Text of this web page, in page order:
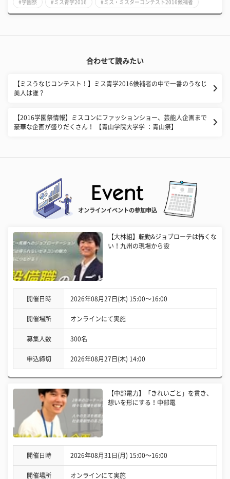
#学園祭 #ミス青学2016 #ミス・ミスターコンテスト2016候補者
合わせて読みたい
【ミスうなじコンテスト！】ミス青学2016候補者の中で一番のうなじ
美人は誰？
【2016学園祭情報】ミスコンにファッションショー、芸能人企画まで
豪華な企画が盛りだくさん！ 【青山学院大学学 ：青山祭】
オンラインイベントの参加申込
【大林組】転勤&ジョブローテは怖くな
い！九州の現場から設
開催日時 2026年08月27日(木) 15:00〜16:00
開催場所 オンラインにて実施
募集人数 300名
申込締切 2026年08月27日(木) 14:00
【中部電力】「きれいごと」を貫き、
想いを形にする！中部電
開催日時 2026年08月31日(月) 15:00〜16:00
開催場所 オンラインにて実施